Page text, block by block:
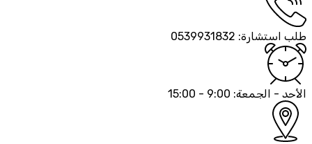
طلب استشارة: 0539931832
الأحد - الجمعة: 9:00 - 15:00